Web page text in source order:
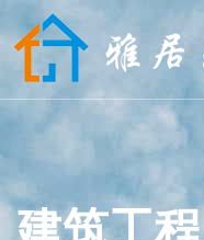
建筑工程